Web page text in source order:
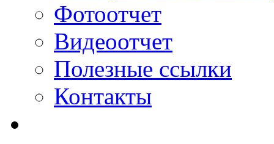
Фотоотчет
Видеоотчет
Полезные ссылки
Контакты